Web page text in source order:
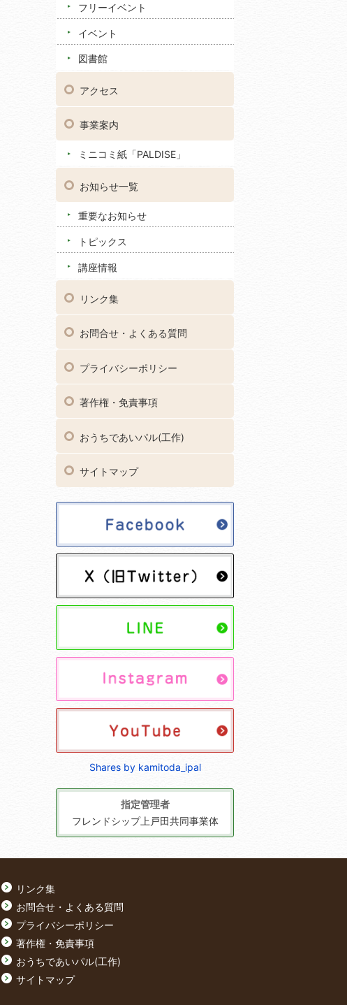
フリーイベント
イベント
図書館
アクセス
事業案内
ミニコミ紙「PALDISE」
お知らせ一覧
重要なお知らせ
トピックス
講座情報
リンク集
お問合せ・よくある質問
プライバシーポリシー
著作権・免責事項
おうちであいパル(工作)
サイトマップ
Shares by kamitoda_ipal
指定管理者
フレンドシップ上戸田共同事業体
リンク集
お問合せ・よくある質問
プライバシーポリシー
著作権・免責事項
おうちであいパル(工作)
サイトマップ